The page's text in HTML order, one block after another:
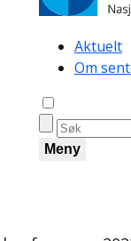
Aktuelt
Om
Meny